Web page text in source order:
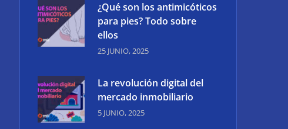
¿Qué son los antimicóticos
para pies? Todo sobre
ellos
25 JUNIO, 2025
La revolución digital del
mercado inmobiliario
5 JUNIO, 2025